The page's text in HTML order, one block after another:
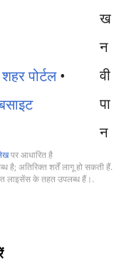
ख
न
वी
पा
न
शहर पोर्टल•
पर आधारित है
है; अतिरिक्त शर्तें लागू हो सकती हैं.
लाइसेंस के तहत उपलब्ध हैं।.